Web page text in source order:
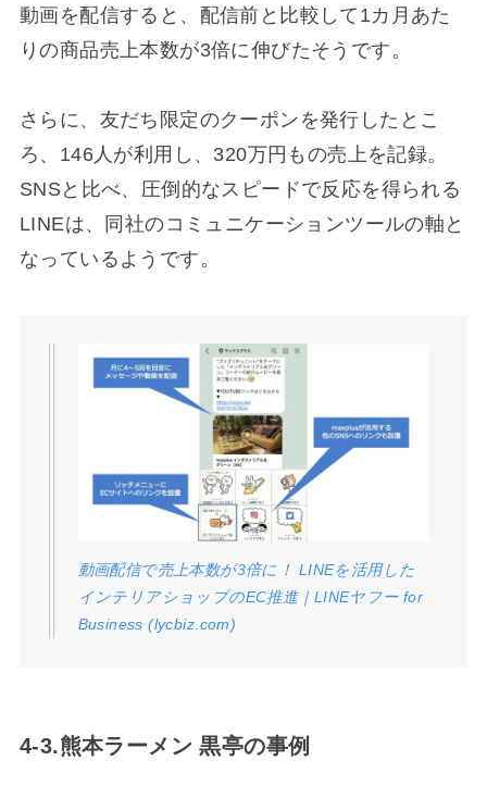
動画を配信すると、配信前と比較して1カ月あた
りの商品売上本数が3倍に伸びたそうです。
さらに、友だち限定のクーポンを発行したとこ
ろ、146人が利用し、320万円もの売上を記録。
SNSと比べ、圧倒的なスピードで反応を得られる
LINEは、同社のコミュニケーションツールの軸と
なっているようです。
動画配信で売上本数が3倍に！ LINEを活用した
インテリアショップのEC推進｜LINEヤフー for
Business (lycbiz.com)
4-3.熊本ラーメン 黒亭の事例